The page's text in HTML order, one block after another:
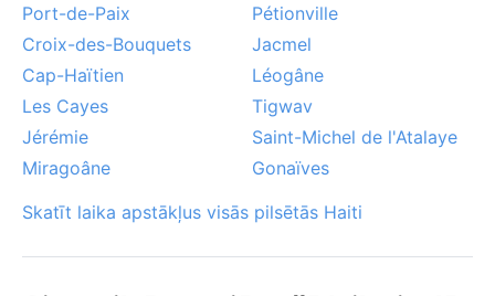
Port-de-Paix
Pétionville
Croix-des-Bouquets
Jacmel
Cap-Haïtien
Léogâne
Les Cayes
Tigwav
Jérémie
Saint-Michel de l'Atalaye
Miragoâne
Gonaïves
Skatīt laika apstākļus visās pilsētās Haiti